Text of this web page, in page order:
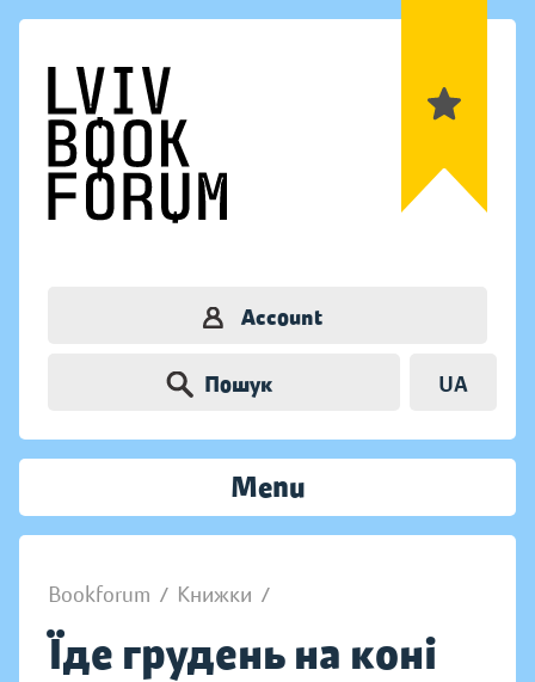
Account
Пошук UA
Menu
Bookforum / Книжки /
Їде грудень на коні